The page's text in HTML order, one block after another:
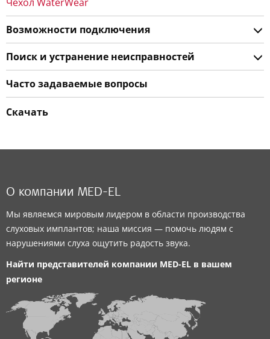
Возможности подключения
Поиск и устранение неисправностей
Часто задаваемые вопросы
Скачать
О компании MED-EL
Мы являемся мировым лидером в области производства
слуховых имплантов; наша миссия — помочь людям с
нарушениями слуха ощутить радость звука.
Найти представителей компании MED-EL в вашем
регионе